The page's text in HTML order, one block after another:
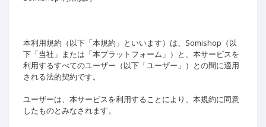
本利用規約（以下「本規約」といいます）は、Somishop（以
下「当社」または「本プラットフォーム」）と、本サービスを
利用するすべてのユーザー（以下「ユーザー」）との間に適用
される法的契約です。
ユーザーは、本サービスを利用することにより、本規約に同意
したものとみなされます。